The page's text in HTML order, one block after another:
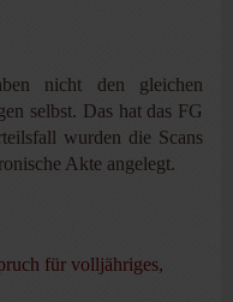
nicht den gleichen
selbst. Das hat das FG
wurden die Scans
Akte angelegt.
für volljähriges,